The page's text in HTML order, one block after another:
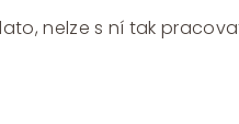
nelze s ní tak